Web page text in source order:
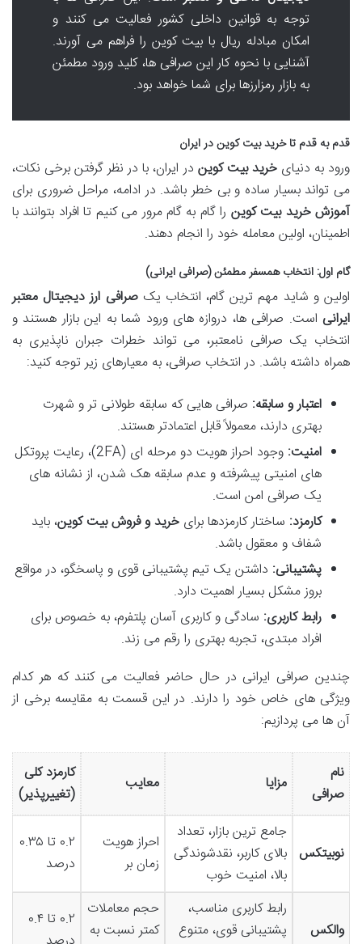
توجه به قوانین داخلی کشور فعالیت می کنند و
امکان مبادله ریال با بیت کوین را فراهم می آورند.
آشنایی با نحوه کار این صرافی ها، کلید ورود مطمئن
به بازار رمزارزها برای شما خواهد بود.
قدم به قدم تا خرید بیت کوین در ایران
ورود به دنیایخرید بیت کوین در ایران، با در نظر گرفتن برخی نکات،
می تواند بسیار ساده و بی خطر باشد. در ادامه، مراحل ضروری برای
آموزش خرید بیت کوین را گام به گام مرور می کنیم تا افراد بتوانند با
اطمینان، اولین معامله خود را انجام دهند.
گام اول: انتخاب همسفر مطمئن (صرافی ایرانی)
اولین و شاید مهم ترین گام، انتخاب یکصرافی ارز دیجیتال معتبر
ایرانی است. صرافی ها، دروازه های ورود شما به این بازار هستند و
انتخاب یک صرافی نامعتبر، می تواند خطرات جبران ناپذیری به
همراه داشته باشد. در انتخاب صرافی، به معیارهای زیر توجه کنید:
اعتبار و سابقه: صرافی هایی که سابقه طولانی تر و شهرت
بهتری دارند، معمولاً قابل اعتمادتر هستند.
امنیت:
وجود احراز هویت دو مرحله ای (2FA)، رعایت پروتکل
های امنیتی پیشرفته و عدم سابقه هک شدن، از نشانه های
یک صرافی امن است.
کارمزد: ساختار کارمزدها برای خرید و فروش بیت کوین، باید
شفاف و معقول باشد.
پشتیبانی: داشتن یک تیم پشتیبانی قوی و پاسخگو، در مواقع
بروز مشکل بسیار اهمیت دارد.
رابط کاربری: سادگی و کاربری آسان پلتفرم، به خصوص برای
افراد مبتدی، تجربه بهتری را رقم می زند.
چندین صرافی ایرانی در حال حاضر فعالیت می کنند که هر کدام
ویژگی های خاص خود را دارند. در این قسمت به مقایسه برخی از
آن ها می پردازیم:
نام
صرافی
مزایا معایب
کارمزد کلی
(تغییرپذیر)
نوبیتکس
جامع ترین بازار، تعداد
بالای کاربر، نقدشوندگی
بالا، امنیت خوب
احراز هویت
زمان بر
۰.۲ تا ۰.۳۵
درصد
والکس
رابط کاربری مناسب،
پشتیبانی قوی، متنوع
حجم معاملات
کمتر نسبت به
۰.۲ تا ۰.۴